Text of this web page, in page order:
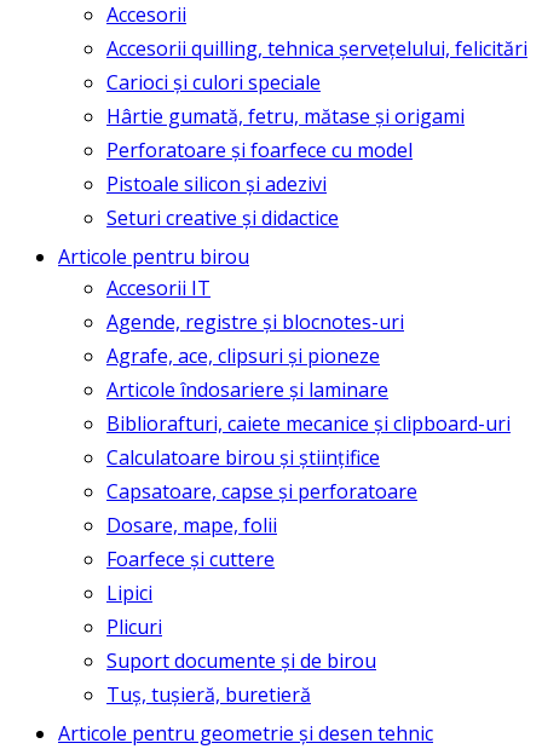
Accesorii
Accesorii quilling, tehnica șervețelului, felicitări
Carioci și culori speciale
Hârtie gumată, fetru, mătase și origami
Perforatoare și foarfece cu model
Pistoale silicon și adezivi
Seturi creative și didactice
Articole pentru birou
Accesorii IT
Agende, registre și blocnotes-uri
Agrafe, ace, clipsuri și pioneze
Articole îndosariere și laminare
Bibliorafturi, caiete mecanice și clipboard-uri
Calculatoare birou și științifice
Capsatoare, capse și perforatoare
Dosare, mape, folii
Foarfece și cuttere
Lipici
Plicuri
Suport documente și de birou
Tuș, tușieră, buretieră
Articole pentru geometrie și desen tehnic